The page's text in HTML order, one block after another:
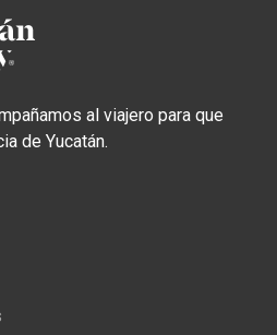
al viajero para que
de Yucatán.